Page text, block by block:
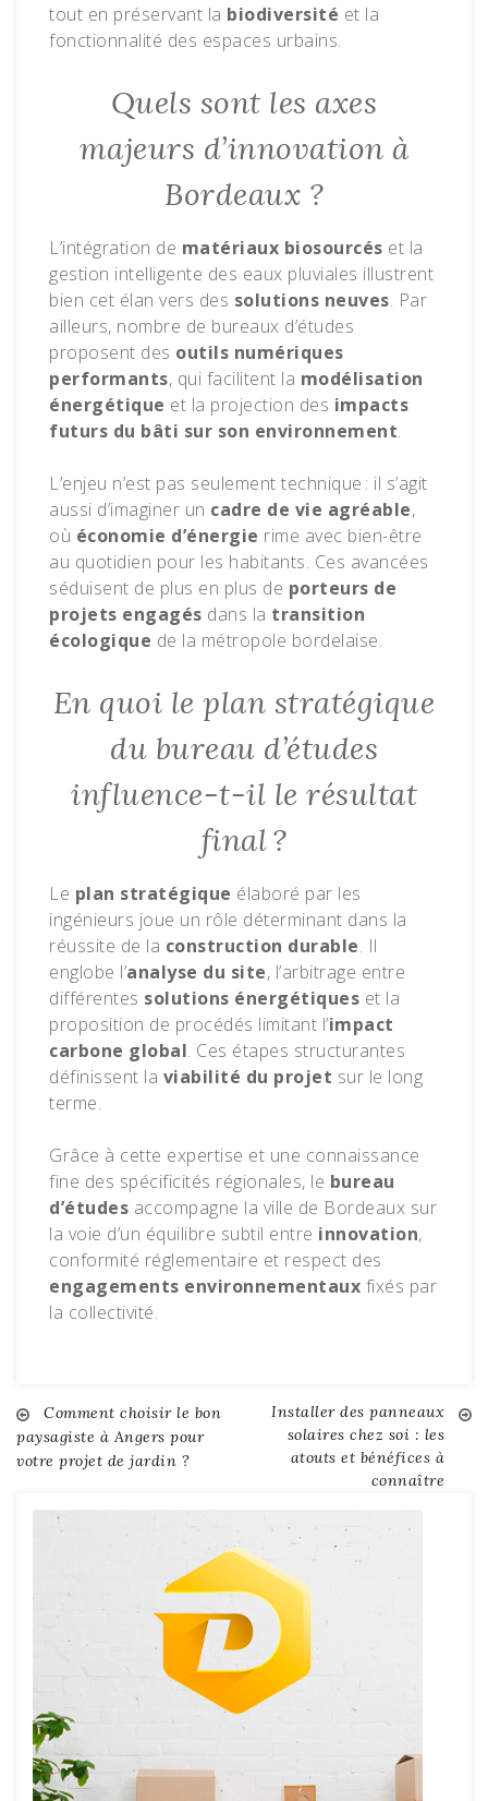
tout en préservant la biodiversité et la
fonctionnalité des espaces urbains.
Quels sont les axes
majeurs d’innovation à
Bordeaux ?
L’intégration de matériaux biosourcés et la
gestion intelligente des eaux pluviales illustrent
bien cet élan vers des solutions neuves. Par
ailleurs, nombre de bureaux d’études
proposent des outils numériques
performants, qui facilitent la modélisation
énergétique et la projection des impacts
futurs du bâti sur son environnement.
L’enjeu n’est pas seulement technique : il s’agit
aussi d’imaginer un cadre de vie agréable,
où économie d’énergie rime avec bien-être
au quotidien pour les habitants. Ces avancées
séduisent de plus en plus de porteurs de
projets engagés dans la transition
écologique de la métropole bordelaise.
En quoi le plan stratégique
du bureau d’études
influence-t-il le résultat
final ?
Le plan stratégique élaboré par les
ingénieurs joue un rôle déterminant dans la
réussite de la construction durable. Il
englobe l’analyse du site, l’arbitrage entre
différentes solutions énergétiques et la
proposition de procédés limitant l’impact
carbone global. Ces étapes structurantes
définissent la viabilité du projet sur le long
terme.
Grâce à cette expertise et une connaissance
fine des spécificités régionales, le bureau
d’études accompagne la ville de Bordeaux sur
la voie d’un équilibre subtil entre innovation,
conformité réglementaire et respect des
engagements environnementaux fixés par
la collectivité.
Navigation
de
l’article
Comment choisir le bon
paysagiste à Angers pour
votre projet de jardin ?
Installer des panneaux
solaires chez soi : les
atouts et bénéfices à
connaître